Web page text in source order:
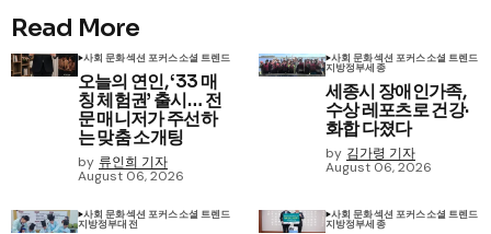
Read More
사회 문화섹션 포커스소셜 트렌드
오늘의 연인, ‘33 매
칭 체험권’ 출시… 전
문 매니저가 주선하
는 맞춤 소개팅
by 류인희 기자
August 06, 2026
사회 문화섹션 포커스소셜 트렌드
지방정부세종
세종시 장애인가족,
수상 레포츠로 건강·
화합 다졌다
by 김가령 기자
August 06, 2026
사회 문화섹션 포커스소셜 트렌드
지방정부대전
사회 문화섹션 포커스소셜 트렌드
지방정부세종